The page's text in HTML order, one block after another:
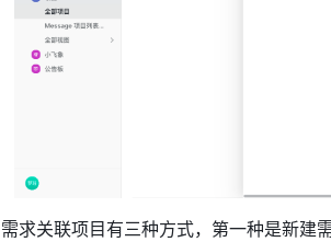
需求关联项目有三种方式，第一种是新建